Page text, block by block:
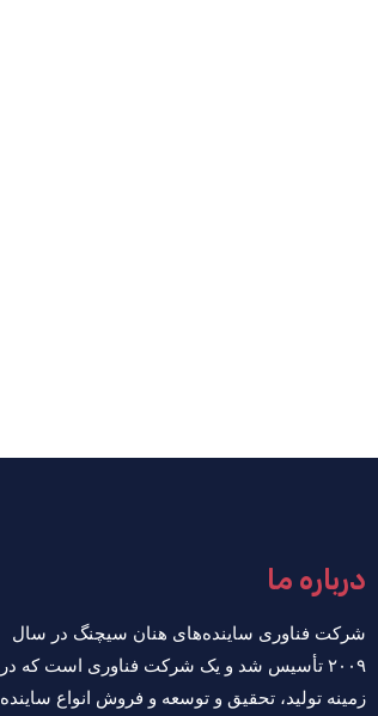
درباره ما
شرکت فناوری ساینده‌های هنان سیچنگ در سال
۲۰۰۹ تأسیس شد و یک شرکت فناوری است که در
زمینه تولید، تحقیق و توسعه و فروش انواع ساینده